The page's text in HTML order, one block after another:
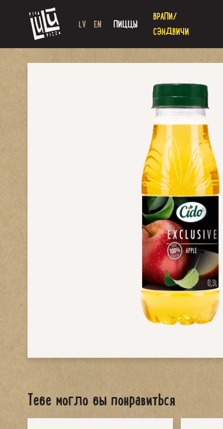
LV EN ПИЦЦЫ
ВРАПИ/
СЭНДВИЧИ
Тебе могло бы понравиться